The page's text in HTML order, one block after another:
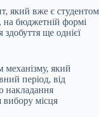
який вже є студентом
на бюджетній формі
ще однієї
механізму, який
період, від
накладання
вибору місця